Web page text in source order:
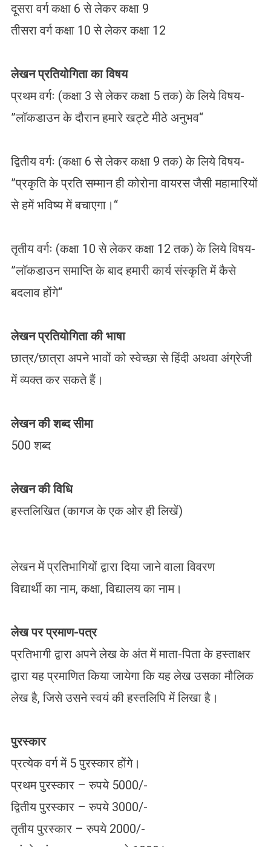
दूसरा वर्ग कक्षा 6 से लेकर कक्षा 9
तीसरा वर्ग कक्षा 10 से लेकर कक्षा 12
लेखन प्रतियोगिता का विषय
प्रथम वर्गः (कक्षा 3 से लेकर कक्षा 5 तक) के लिये विषय-
”लाॅकडाउन के दौरान हमारे खट्टे मीठे अनुभव“
द्वितीय वर्गः (कक्षा 6 से लेकर कक्षा 9 तक) के लिये विषय-
”प्रकृति के प्रति सम्मान ही कोरोना वायरस जैसी महामारियों
से हमें भविष्य में बचाएगा।“
तृतीय वर्गः (कक्षा 10 से लेकर कक्षा 12 तक) के लिये विषय-
”लाॅकडाउन समाप्ति के बाद हमारी कार्य संस्कृति में कैसे
बदलाव होंगे“
लेखन प्रतियोगिता की भाषा
छात्र/छात्रा अपने भावों को स्वेच्छा से हिंदी अथवा अंग्रेजी
में व्यक्त कर सकते हैं।
लेखन की शब्द सीमा
500 शब्द
लेखन की विधि
हस्तलिखित (कागज के एक ओर ही लिखें)
लेखन में प्रतिभागियों द्वारा दिया जाने वाला विवरण
विद्यार्थी का नाम, कक्षा, विद्यालय का नाम।
लेख पर प्रमाण-पत्र
प्रतिभागी द्वारा अपने लेख के अंत में माता-पिता के हस्ताक्षर
द्वारा यह प्रमाणित किया जायेगा कि यह लेख उसका मौलिक
लेख है, जिसे उसने स्वयं की हस्तलिपि में लिखा है।
पुरस्कार
प्रत्येक वर्ग में 5 पुरस्कार होंगे।
प्रथम पुरस्कार – रुपये 5000/-
द्वितीय पुरस्कार – रुपये 3000/-
तृतीय पुरस्कार – रुपये 2000/-